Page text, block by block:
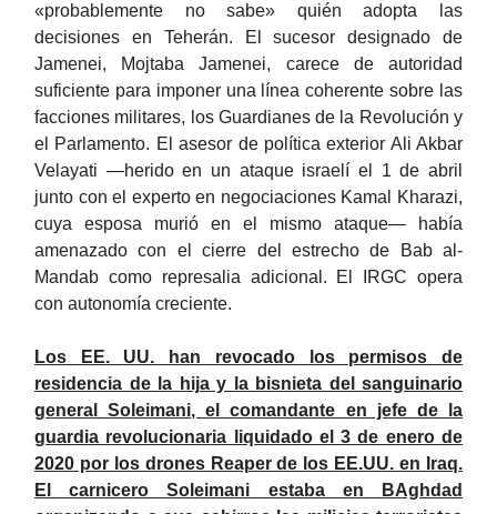
«probablemente no sabe» quién adopta las
decisiones en Teherán. El sucesor designado de
Jamenei, Mojtaba Jamenei, carece de autoridad
suficiente para imponer una línea coherente sobre las
facciones militares, los Guardianes de la Revolución y
el Parlamento. El asesor de política exterior Ali Akbar
Velayati —herido en un ataque israelí el 1 de abril
junto con el experto en negociaciones Kamal Kharazi,
cuya esposa murió en el mismo ataque— había
amenazado con el cierre del estrecho de Bab al-
Mandab como represalia adicional. El IRGC opera
con autonomía creciente.
Los EE. UU. han revocado los permisos de
residencia de la hija y la bisnieta del sanguinario
general Soleimani, el comandante en jefe de la
guardia revolucionaria liquidado el 3 de enero de
2020 por los drones Reaper de los EE.UU. en Iraq.
El carnicero Soleimani estaba en BAghdad